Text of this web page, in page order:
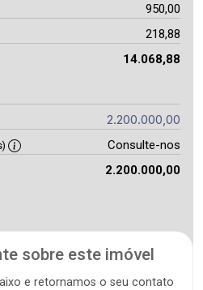
950,00
218,88
14.068,88
2.200.000,00
Consulte-nos
2.200.000,00
sobre este imóvel
e retornamos o seu contato